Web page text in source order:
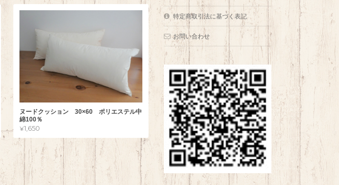
ヌードクッション 30×60 ポリエステル中
綿100％
¥1,650
特定商取引法に基づく表記
お問い合わせ